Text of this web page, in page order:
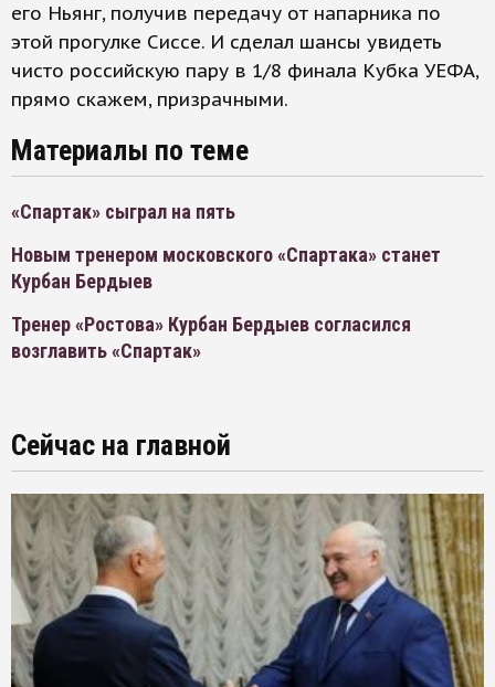
его Ньянг, получив передачу от напарника по
этой прогулке Сиссе. И сделал шансы увидеть
чисто российскую пару в 1/8 финала Кубка УЕФА,
прямо скажем, призрачными.
Материалы по теме
«Спартак» сыграл на пять
Новым тренером московского «Спартака» станет
Курбан Бердыев
Тренер «Ростова» Курбан Бердыев согласился
возглавить «Спартак»
Сейчас на главной